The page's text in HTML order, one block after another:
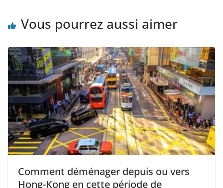
Vous pourrez aussi aimer
Comment déménager depuis ou vers
Hong-Kong en cette période de